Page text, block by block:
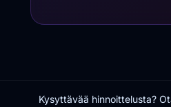
Kysyttävää hinnoittelusta?